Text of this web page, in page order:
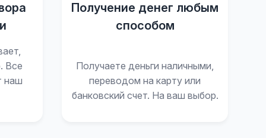
Все
наш
Получение денег любым
способом
Получаете деньги наличными,
переводом на карту или
банковский счет. На ваш выбор.